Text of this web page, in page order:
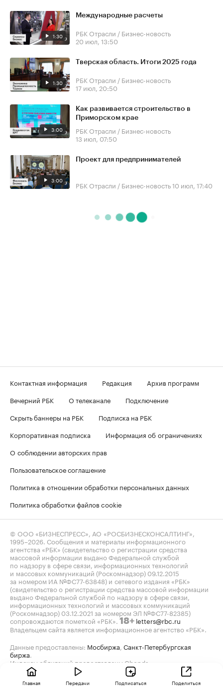
1:30
Международные расчеты
РБК Отрасли / Бизнес-новость
20 июл, 13:50
1:30
Тверская область. Итоги 2025 года
РБК Отрасли / Бизнес-новость
17 июл, 20:50
3:00
Как развивается строительство в
Приморском крае
РБК Отрасли / Бизнес-новость
13 июл, 07:50
3:00
Проект для предпринимателей
РБК Отрасли / Бизнес-новость10 июл, 17:40
Контактная информация Редакция
Архив программ
Вечерний РБК
О телеканале
Подключение
Скрыть баннеры на РБК
Подписка на РБК
Корпоративная подписка
Информация об ограничениях
О соблюдении авторских прав
Пользовательское соглашение
Политика в отношении обработки персональных данных
Политика обработки файлов cookie
© ООО «БИЗНЕСПРЕСС», АО «РОСБИЗНЕСКОНСАЛТИНГ»,
1995–2026 . Сообщения и материалы информационного
агентства «РБК» (свидетельство о регистрации средства
массовой информации выдано Федеральной службой
по надзору в сфере связи, информационных технологий
и массовых коммуникаций (Роскомнадзор) 09.12.2015
за номером ИА №ФС77-63848) и сетевого издания «РБК»
(свидетельство о регистрации средства массовой информации
выдано Федеральной службой по надзору в сфере связи,
информационных технологий и массовых коммуникаций
(Роскомнадзор) 03.12.2021 за номером ЭЛ №ФС77-82385)
сопровождаются пометкой «РБК». 18+ letters@rbc.ru
Владельцем сайта является информационное агентство «РБК».
Данные предоставлены: Мосбиржа Санкт-Петербургская
биржа
Индексы облигаций предоставлены Cbonds.
Главная Передачи Подписаться Поделиться